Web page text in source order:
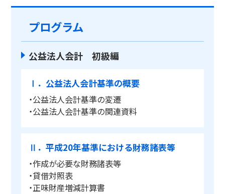
プログラム
公益法人会計 初級編
Ⅰ．公益法人会計基準の概要
・公益法人会計基準の変遷
・公益法人会計基準の関連資料
Ⅱ．平成20年基準における財務諸表等
・作成が必要な財務諸表等
・貸借対照表
・正味財産増減計算書